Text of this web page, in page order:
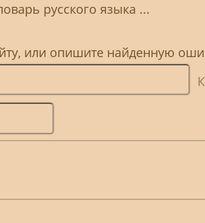
русского языка ...
или опишите найденную